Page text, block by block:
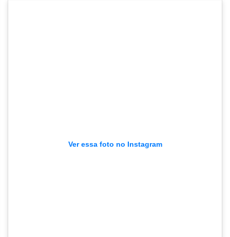
Ver essa foto no Instagram